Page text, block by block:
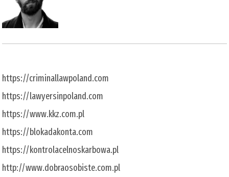
https://criminallawpoland.com
https://lawyersinpoland.com
https://www.kkz.com.pl
https://blokadakonta.com
https://kontrolacelnoskarbowa.pl
http://www.dobraosobiste.com.pl